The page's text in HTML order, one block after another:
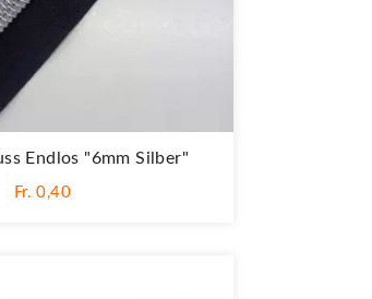
Endlos "6mm Silber"
Fr. 0,40